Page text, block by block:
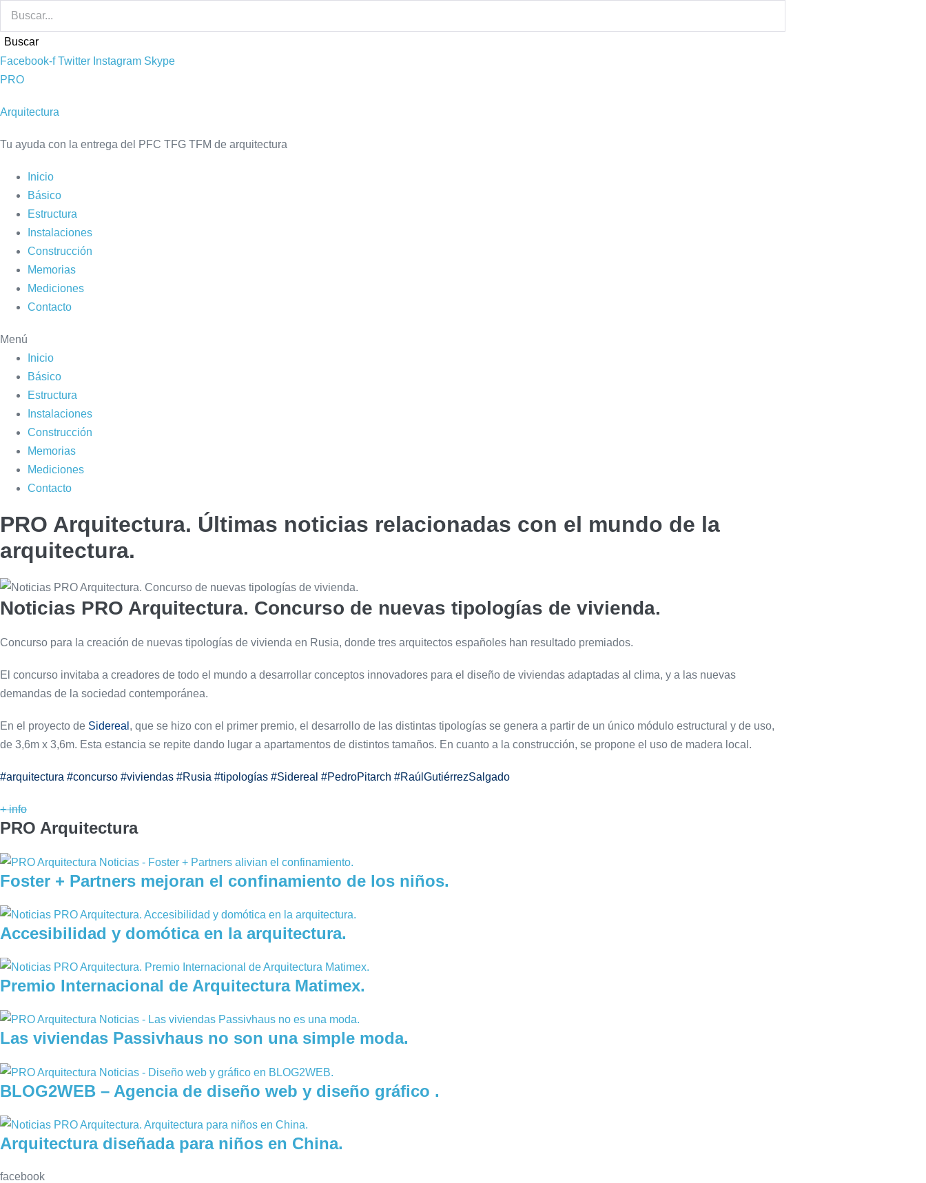
Saltar
contenido
Buscar
Facebook-f Twitter Instagram Skype
PRO
Arquitectura
Tu ayuda con la entrega del PFC TFG TFM de arquitectura
Inicio
Básico
Estructura
Instalaciones
Construcción
Memorias
Mediciones
Contacto
Menú
Inicio
Básico
Estructura
Instalaciones
Construcción
Memorias
Mediciones
Contacto
PRO Arquitectura. Últimas noticias relacionadas con el mundo de la
arquitectura.
Noticias PRO Arquitectura. Concurso de nuevas tipologías de vivienda.
Concurso para la creación de nuevas tipologías de vivienda en Rusia, donde tres arquitectos españoles han resultado premiados.
El concurso invitaba a creadores de todo el mundo a desarrollar conceptos innovadores para el diseño de viviendas adaptadas al clima, y a las nuevas
demandas de la sociedad contemporánea.
En el proyecto de Sidereal , que se hizo con el primer premio, el desarrollo de las distintas tipologías se genera a partir de un único módulo estructural y de uso,
de 3,6m x 3,6m. Esta estancia se repite dando lugar a apartamentos de distintos tamaños. En cuanto a la construcción, se propone el uso de madera local.
#arquitectura #concurso #viviendas #Rusia #tipologías #Sidereal #PedroPitarch #RaúlGutiérrezSalgado
+ info
PRO Arquitectura
Foster + Partners mejoran el confinamiento de los niños.
Accesibilidad y domótica en la arquitectura.
Premio Internacional de Arquitectura Matimex.
Las viviendas Passivhaus no son una simple moda.
BLOG2WEB – Agencia de diseño web y diseño gráfico .
Arquitectura diseñada para niños en China.
facebook